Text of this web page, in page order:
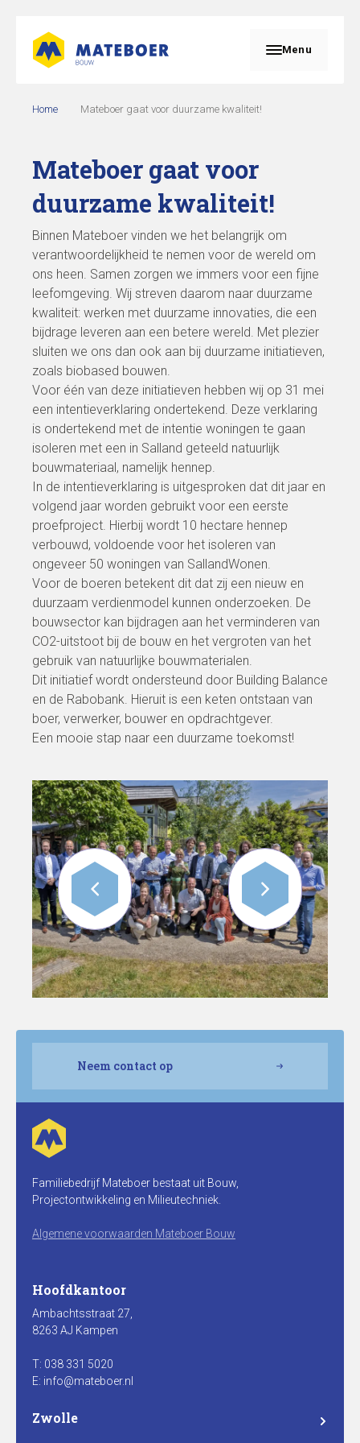
Menu
Home Mateboer gaat voor duurzame kwaliteit!
Mateboer gaat voor
duurzame kwaliteit!
Binnen Mateboer vinden we het belangrijk om
verantwoordelijkheid te nemen voor de wereld om
ons heen. Samen zorgen we immers voor een fijne
leefomgeving. Wij streven daarom naar duurzame
kwaliteit: werken met duurzame innovaties, die een
bijdrage leveren aan een betere wereld. Met plezier
sluiten we ons dan ook aan bij duurzame initiatieven,
zoals biobased bouwen.
Voor één van deze initiatieven hebben wij op 31 mei
een intentieverklaring ondertekend. Deze verklaring
is ondertekend met de intentie woningen te gaan
isoleren met een in Salland geteeld natuurlijk
bouwmateriaal, namelijk hennep.
In de intentieverklaring is uitgesproken dat dit jaar en
volgend jaar worden gebruikt voor een eerste
proefproject. Hierbij wordt 10 hectare hennep
verbouwd, voldoende voor het isoleren van
ongeveer 50 woningen van SallandWonen.
Voor de boeren betekent dit dat zij een nieuw en
duurzaam verdienmodel kunnen onderzoeken. De
bouwsector kan bijdragen aan het verminderen van
CO2-uitstoot bij de bouw en het vergroten van het
gebruik van natuurlijke bouwmaterialen.
Dit initiatief wordt ondersteund door Building Balance
en de Rabobank. Hieruit is een keten ontstaan van
boer, verwerker, bouwer en opdrachtgever.
Een mooie stap naar een duurzame toekomst!
Neem contact op
Familiebedrijf Mateboer bestaat uit Bouw,
Projectontwikkeling en Milieutechniek.
Algemene voorwaarden Mateboer Bouw
Hoofdkantoor
Ambachtsstraat 27,
8263 AJ Kampen
T: 038 331 5020
E: info@mateboer.nl
Zwolle